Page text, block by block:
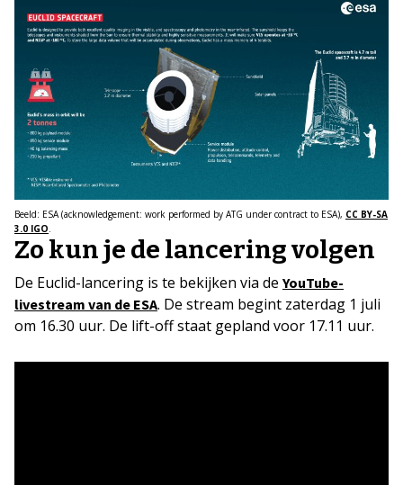
Beeld: ESA (acknowledgement: work performed by ATG under contract to ESA), CC BY-SA
3.0 IGO.
Zo kun je de lancering volgen
De Euclid-lancering is te bekijken via de YouTube-
livestream van de ESA. De stream begint zaterdag 1 juli
om 16.30 uur. De lift-off staat gepland voor 17.11 uur.